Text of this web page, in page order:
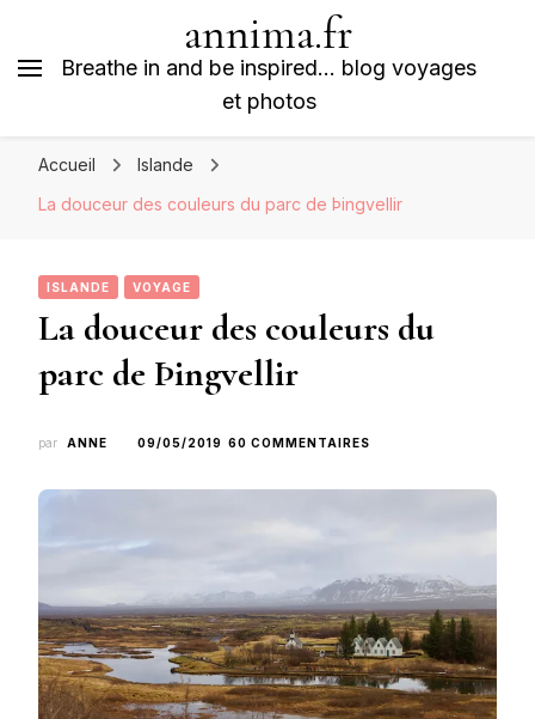
annima.fr
Breathe in and be inspired… blog voyages
et photos
Accueil
Islande
La douceur des couleurs du parc de Þingvellir
ISLANDE VOYAGE
La douceur des couleurs du
parc de Þingvellir
par ANNE 09/05/2019 60 COMMENTAIRES
DE
ÞINGVELLIR